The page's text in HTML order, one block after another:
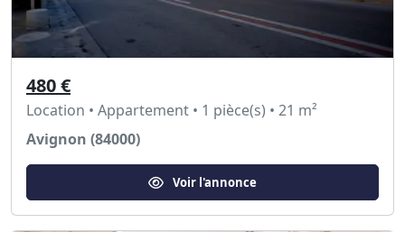
480 €
Location • Appartement • 1 pièce(s) • 21 m²
Avignon (84000)
Voir l'annonce